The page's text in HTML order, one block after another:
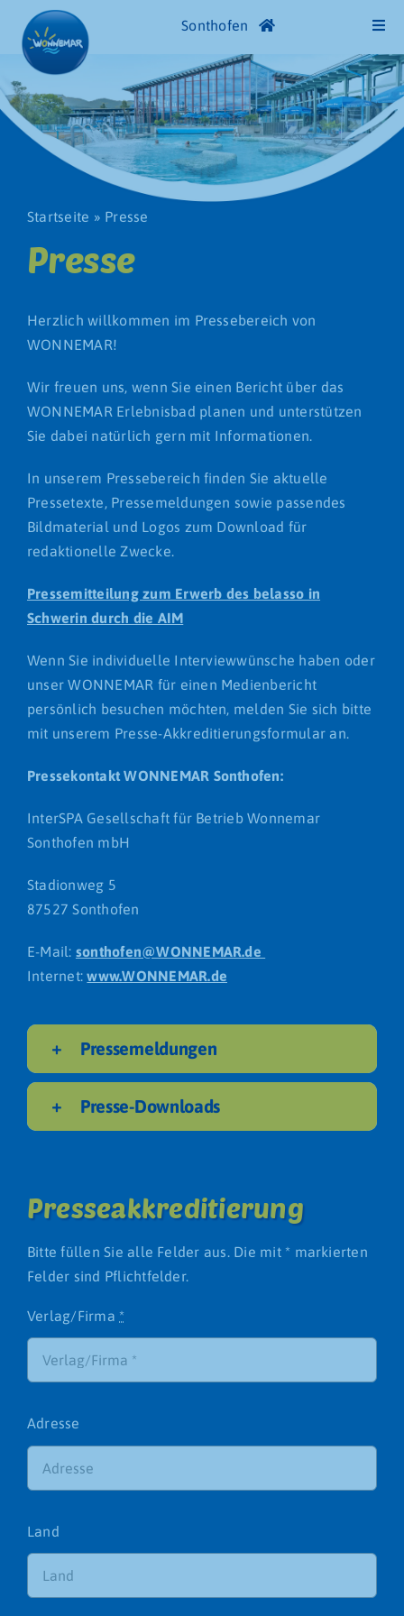
content
Sonthofen
Bäderübersicht
WONNEMAR Sonthofen
Spaß- und Sportbad
Thermalbereich
Restaurant
Startseite » Presse
Presse
Herzlich willkommen im Pressebereich von
WONNEMAR!
Wir freuen uns, wenn Sie einen Bericht über das
WONNEMAR Erlebnisbad planen und unterstützen
Sie dabei natürlich gern mit Informationen.
In unserem Pressebereich finden Sie aktuelle
Pressetexte, Pressemeldungen sowie passendes
Bildmaterial und Logos zum Download für
redaktionelle Zwecke.
Pressemitteilung zum Erwerb des belasso in
Schwerin durch die AIM
Wenn Sie individuelle Interviewwünsche haben oder
unser WONNEMAR für einen Medienbericht
persönlich besuchen möchten, melden Sie sich bitte
mit unserem Presse-Akkreditierungsformular an.
Pressekontakt WONNEMAR Sonthofen:
InterSPA Gesellschaft für Betrieb Wonnemar
Sonthofen mbH
Stadionweg 5
87527 Sonthofen
E-Mail: sonthofen@WONNEMAR.de
Internet:www.WONNEMAR.de
Ebene 2 Platzhalter
Ebene 3 Platzhalter
Pressemeldungen
Presse-Downloads
Presseakkreditierung
Bitte füllen Sie alle Felder aus. Die mit * markierten
Felder sind Pflichtfelder.
Verlag/Firma*
Adresse
Land